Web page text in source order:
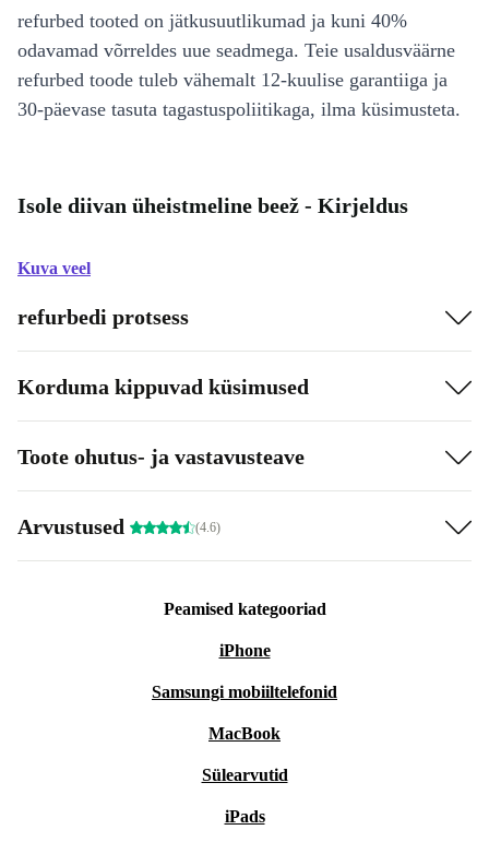
refurbed tooted on jätkusuutlikumad ja kuni 40%
odavamad võrreldes uue seadmega. Teie usaldusväärne
refurbed toode tuleb vähemalt 12-kuulise garantiiga ja
30-päevase tasuta tagastuspoliitikaga, ilma küsimusteta.
Isole diivan üheistmeline beež - Kirjeldus
Kuva veel
refurbedi protsess
Korduma kippuvad küsimused
Toote ohutus- ja vastavusteave
Arvustused (4.6)
Peamised kategooriad
iPhone
Samsungi mobiiltelefonid
MacBook
Sülearvutid
iPads